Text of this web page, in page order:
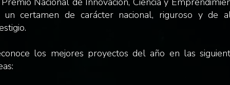
un certamen de carácter nacional, riguroso y de
los mejores proyectos del año en las